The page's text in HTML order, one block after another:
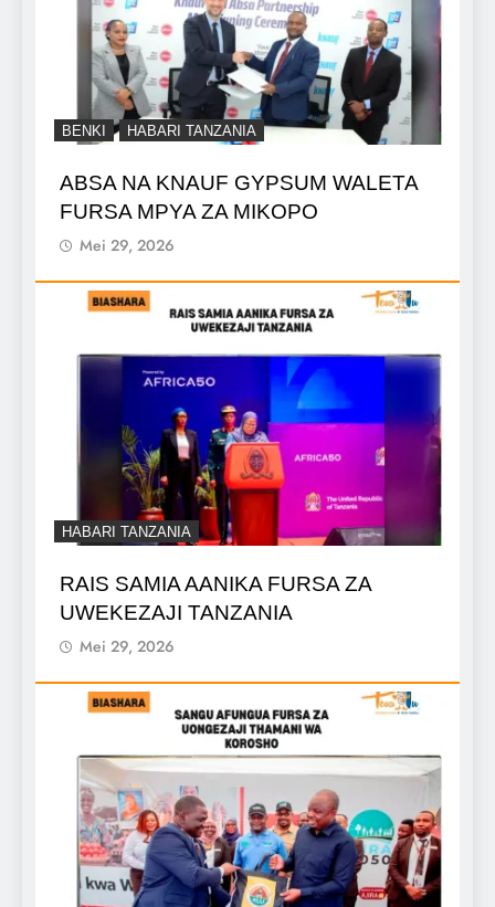
BENKI HABARI TANZANIA
ABSA NA KNAUF GYPSUM WALETA
FURSA MPYA ZA MIKOPO
Mei 29, 2026
HABARI TANZANIA
RAIS SAMIA AANIKA FURSA ZA
UWEKEZAJI TANZANIA
Mei 29, 2026